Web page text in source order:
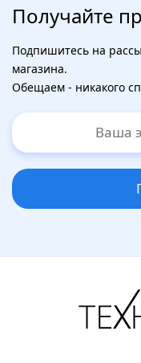
Получайте
Подпишитесь на
магазина.
Обещаем - никакого